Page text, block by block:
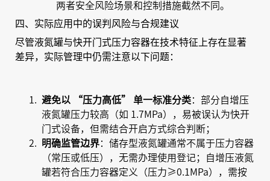
两者安全风险场景和控制措施截然不同。
四、实际应用中的误判风险与合规建议
尽管液氮罐与快开门式压力容器在技术特征上存在显著
差异，实际管理中仍需注意以下问题：
避免以 “压力高低” 单一标准分类：部分自增压
液氮罐压力较高（如 1.7MPa），易被误认为快开
门式设备，但需结合开启方式综合判断；
明确监管边界：储存型液氮罐通常不属于压力容器
（常压或低压），无需办理使用登记；自增压液氮
罐若符合压力容器定义（压力≥0.1MPa），需按